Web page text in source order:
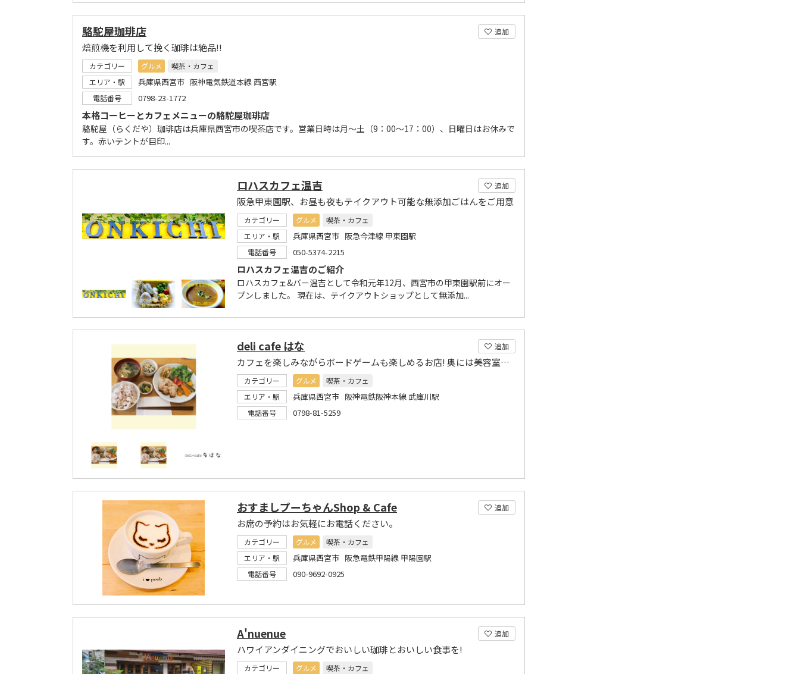
追加
駱駝屋珈琲店
焙煎機を利用して挽く珈琲は絶品!!
カテゴリー グルメ
喫茶・カフェ
エリア・駅
兵庫県西宮市 阪神電気鉄道本線 西宮駅
電話番号 0798-23-1772
本格コーヒーとカフェメニューの駱駝屋珈琲店
駱駝屋（らくだや）珈琲店は兵庫県西宮市の喫茶店です。営業日時は月～土（9：00～17：00）、日曜日はお休みで
す。赤いテントが目印...
追加
ロハスカフェ温吉
阪急甲東園駅、お昼も夜もテイクアウト可能な無添加ごはんをご用意
カテゴリー グルメ
喫茶・カフェ
エリア・駅
兵庫県西宮市 阪急今津線 甲東園駅
電話番号 050-5374-2215
ロハスカフェ温吉のご紹介
ロハスカフェ&バー温吉として令和元年12月、西宮市の甲東園駅前にオー
プンしました。 現在は、テイクアウトショップとして無添加...
追加
deli cafe はな
カフェを楽しみながらボードゲームも楽しめるお店! 奥には美容室もございます!
カテゴリー グルメ
喫茶・カフェ
エリア・駅
兵庫県西宮市 阪神電鉄阪神本線 武庫川駅
電話番号 0798-81-5259
追加
おすましプーちゃんShop & Cafe
お席の予約はお気軽にお電話ください。
カテゴリー グルメ
喫茶・カフェ
エリア・駅
兵庫県西宮市 阪急電鉄甲陽線 甲陽園駅
電話番号 090-9692-0925
追加
A'nuenue
ハワイアンダイニングでおいしい珈琲とおいしい食事を!
カテゴリー グルメ
喫茶・カフェ